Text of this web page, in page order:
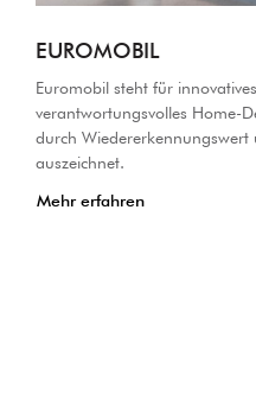
EUROMOBIL
Euromobil steht für
verantwortungsvolles Home-
durch Wiedererkennungswert
auszeichnet.
Mehr erfahren